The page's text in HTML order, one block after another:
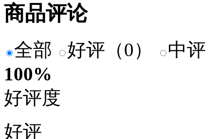
商品评论
全部 好评（0）
中评
100%
好评度
好评